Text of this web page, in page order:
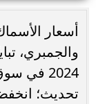
أسعار
2024 في